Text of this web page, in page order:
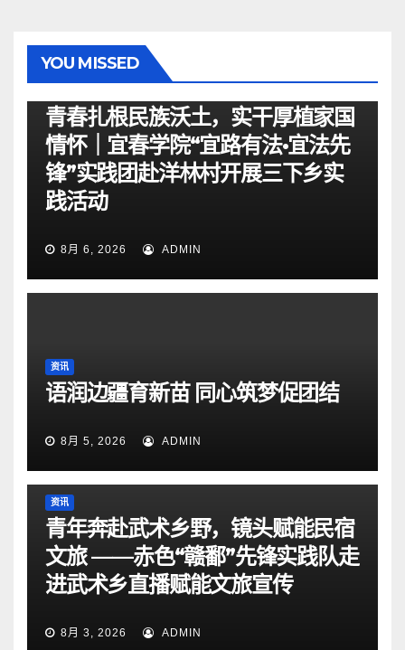
YOU MISSED
青春扎根民族沃土，实干厚植家国
情怀｜宜春学院“宜路有法•宜法先
锋”实践团赴洋林村开展三下乡实
践活动
8月 6, 2026 ADMIN
资讯
语润边疆育新苗 同心筑梦促团结
8月 5, 2026 ADMIN
资讯
青年奔赴武术乡野，镜头赋能民宿
文旅 ——赤色“赣鄱”先锋实践队走
进武术乡直播赋能文旅宣传
8月 3, 2026 ADMIN